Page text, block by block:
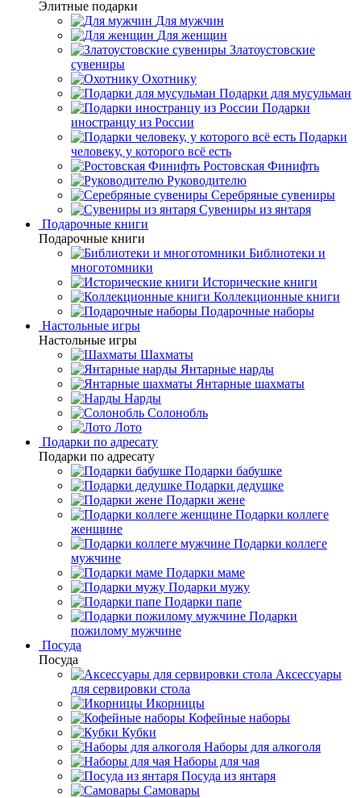
Элитные подарки
Для мужчин
Для женщин
Златоустовские
сувениры
Охотнику
Подарки для мусульман
Подарки
иностранцу из России
Подарки
человеку, у которого всё есть
Ростовская Финифть
Руководителю
Серебряные сувениры
Сувениры из янтаря
Подарочные книги
Подарочные книги
Библиотеки и
многотомники
Исторические книги
Коллекционные книги
Подарочные наборы
Настольные игры
Настольные игры
Шахматы
Янтарные нарды
Янтарные шахматы
Нарды
Солонобль
Лото
Подарки по адресату
Подарки по адресату
Подарки бабушке
Подарки дедушке
Подарки жене
Подарки коллеге
женщине
Подарки коллеге
мужчине
Подарки маме
Подарки мужу
Подарки папе
Подарки
пожилому мужчине
Посуда
Посуда
Аксессуары
для сервировки стола
Икорницы
Кофейные наборы
Кубки
Наборы для алкоголя
Наборы для чая
Посуда из янтаря
Самовары